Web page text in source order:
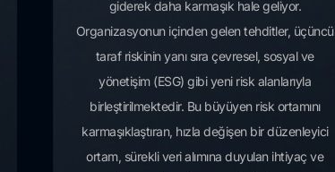
giderek daha karmaşık hale geliyor.
Organizasyonun içinden gelen tehditler, üçüncü
taraf riskinin yanı sıra çevresel, sosyal ve
yönetişim (ESG) gibi yeni risk alanlarıyla
birleştirilmektedir. Bu büyüyen risk ortamını
karmaşıklaştıran, hızla değişen bir düzenleyici
ortam, sürekli veri alımına duyulan ihtiyaç ve